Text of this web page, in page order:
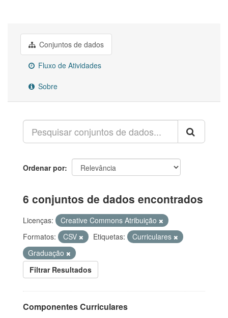
Conjuntos de dados
Fluxo de Atividades
Sobre
Ordenar por
6 conjuntos de dados encontrados
Licenças:
Creative Commons Atribuição
Formatos:
CSV Etiquetas:
Curriculares
Graduação
Filtrar Resultados
Componentes Curriculares